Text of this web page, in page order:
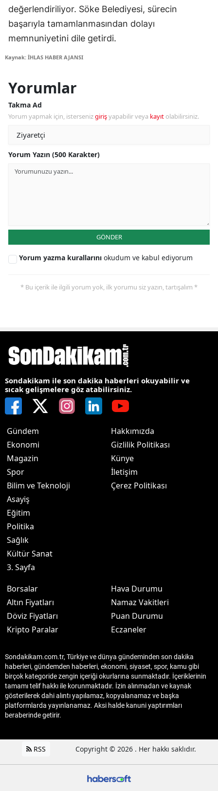
değerlendiriliyor. Söke Belediyesi, sürecin
başarıyla tamamlanmasından dolayı
memnuniyetini dile getirdi.
Kaynak: İHLAS HABER AJANSI
Yorumlar
Takma Ad
Yorum yapmak için, istersenizgirişyapabilir veya kayıt olabilirsiniz.
Yorum Yazın (500 Karakter)
GÖNDER
Yorum yazma kurallarını okudum ve kabul ediyorum
* Bu içerik ile ilgili yorum yok, ilk yorumu siz yazın, tartışalım *
Sondakikam ile son dakika haberleri okuyabilir ve
sıcak gelişmelere göz atabilirsiniz.
Gündem
Ekonomi
Magazin
Spor
Bilim ve Teknoloji
Asayiş
Eğitim
Politika
Sağlık
Kültür Sanat
3. Sayfa
Hakkımızda
Gizlilik Politikası
Künye
İletişim
Çerez Politikası
Borsalar
Altın Fiyatları
Döviz Fiyatları
Kripto Paralar
Hava Durumu
Namaz Vakitleri
Puan Durumu
Eczaneler
Sondakikam.com.tr, Türkiye ve dünya gündeminden son dakika
haberleri, gündemden haberleri, ekonomi, siyaset, spor, kamu gibi
birçok kategoride zengin içeriği okurlarına sunmaktadır. İçeriklerinin
tamamı telif hakkı ile korunmaktadır. İzin alınmadan ve kaynak
gösterilerek dahi alıntı yapılamaz, kopyalanamaz ve başka
platformlarda yayınlanamaz. Aksi halde kanuni yaptırımları
beraberinde getirir.
RSS Copyright © 2026 . Her hakkı saklıdır.